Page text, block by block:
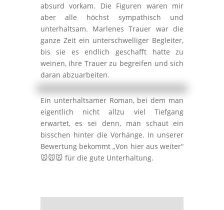
absurd vorkam. Die Figuren waren mir
aber alle höchst sympathisch und
unterhaltsam. Marlenes Trauer war die
ganze Zeit ein unterschwelliger Begleiter,
bis sie es endlich geschafft hatte zu
weinen, ihre Trauer zu begreifen und sich
daran abzuarbeiten.
Ein unterhaltsamer Roman, bei dem man
eigentlich nicht allzu viel Tiefgang
erwartet, es sei denn, man schaut ein
bisschen hinter die Vorhänge. In unserer
Bewertung bekommt „Von hier aus weiter“
🐭🐭🐭 für die gute Unterhaltung.